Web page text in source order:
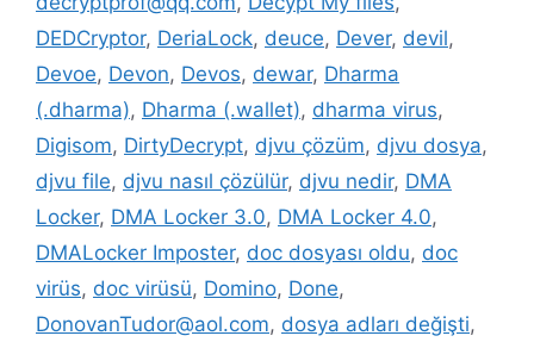
DEDCryptor, DeriaLock, deuce, Dever, devil,
Devoe, Devon, Devos, dewar, Dharma
(.dharma), Dharma (.wallet), dharma virus,
Digisom, DirtyDecrypt, djvu çözüm, djvu dosya,
djvu file, djvu nasıl çözülür, djvu nedir, DMA
Locker, DMA Locker 3.0, DMA Locker 4.0,
DMALocker Imposter, doc dosyası oldu, doc
virüs, doc virüsü, Domino, Done,
DonovanTudor@aol.com, dosya adları değişti,